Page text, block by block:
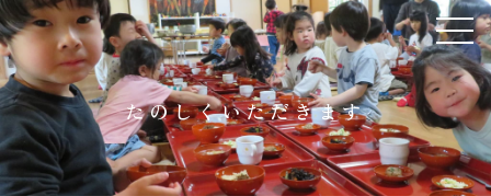
たのしくいただきます